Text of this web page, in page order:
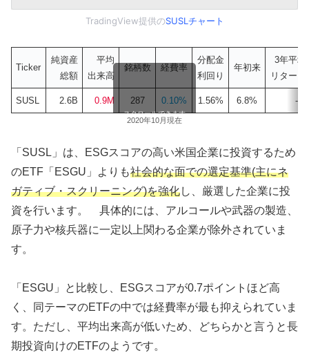
TradingView提供のSUSLチャート
Ticker
純資産
総額
平均
出来高
銘柄数 経費率
分配金
利回り
年初来
3年平均
リターン
SUSL 2.6B 0.9M 287 0.10% 1.56% 6.8% -%
スクロールできます
2020年10月現在
「SUSL」は、ESGスコアの高い米国企業に投資するため
のETF「ESGU」よりも社会的な面での選定基準(主にネ
ガティブ・スクリーニング)を強化し、厳選した企業に投
資を行います。 具体的には、アルコールや武器の製造、
原子力や核兵器に一定以上関わる企業が除外されていま
す。
「ESGU」と比較し、ESGスコアが0.7ポイントほど高
く、同テーマのETFの中では経費率が最も抑えられていま
す。ただし、平均出来高が低いため、どちらかと言うと長
期投資向けのETFのようです。